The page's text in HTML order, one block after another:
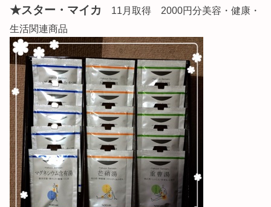
★スター・マイカ
11月取得 2000円分美容・健康・
生活関連商品